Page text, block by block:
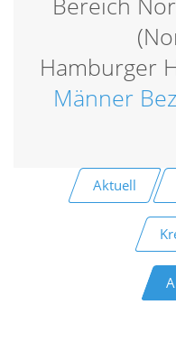
Hamburger
Männer
Aktuell